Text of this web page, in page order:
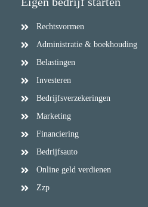
Rechtsvormen
Administratie & boekhouding
Belastingen
Investeren
Bedrijfsverzekeringen
Marketing
Financiering
Bedrijfsauto
Online geld verdienen
Zzp